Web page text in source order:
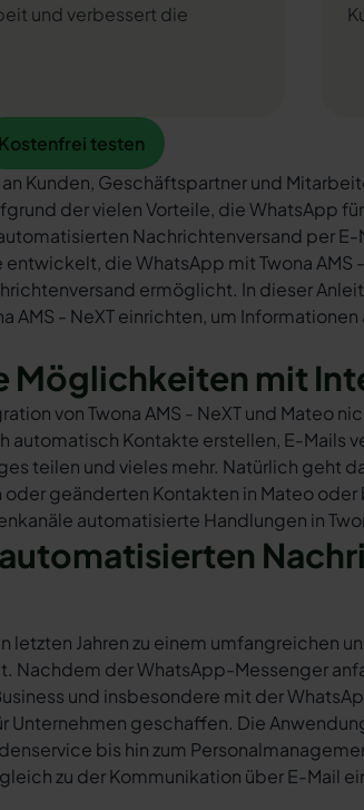
und verbessert die
testen
Kostenfrei testen
Kunden, Geschäftspartner und
der vielen Vorteile, die WhatsApp
Nachrichtenversand per
die WhatsApp mit Twona AMS
ermöglicht. In dieser
AMS - NeXT einrichten, um
Möglichkeiten mit
von Twona AMS - NeXT und Mateo
automatisch Kontakte erstellen, E-Mails
teilen und vieles mehr. Natürlich geht
geänderten Kontakten in Mateo
automatisierte Handlungen in
letzten Jahren zu einem umfangreichen
Nachdem der WhatsApp-Messenger
und insbesondere mit der
Unternehmen geschaffen. Die
bis hin zum
zu der Kommunikation über E-Mail